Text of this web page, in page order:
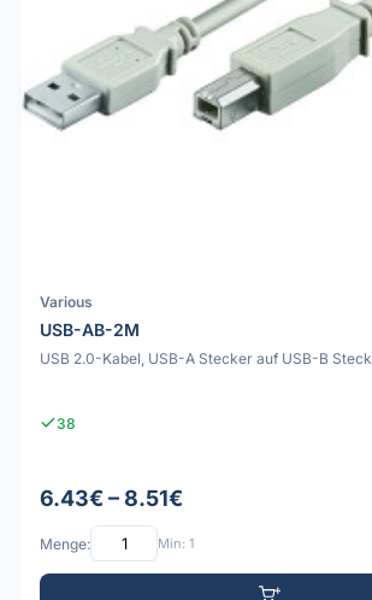
Various
USB-AB-2M
USB 2.0-Kabel, USB-A Stecker auf USB-B
38
6.43€ – 8.51€
Menge: Min: 1